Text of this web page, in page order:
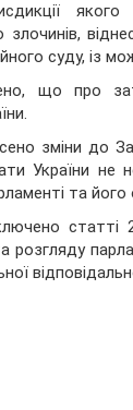
суду, із
що про
зміни до
України не
та його
статті
розгляду